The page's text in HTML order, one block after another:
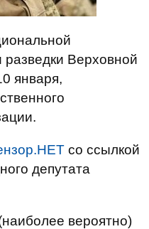
Верховной
января,
со ссылкой
депутата
вероятно)